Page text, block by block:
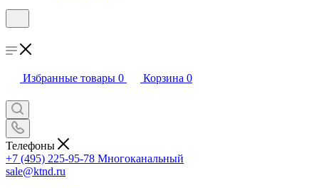
Избранные товары 0 Корзина 0
Телефоны
+7 (495) 225-95-78 Многоканальный
sale@ktnd.ru